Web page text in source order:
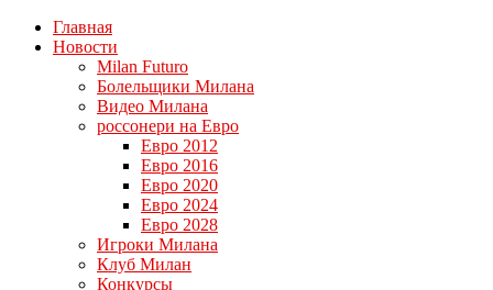
Главная
Новости
Milan Futuro
Болельщики Милана
Видео Милана
россонери на Евро
Евро 2012
Евро 2016
Евро 2020
Евро 2024
Евро 2028
Игроки Милана
Клуб Милан
Конкурсы